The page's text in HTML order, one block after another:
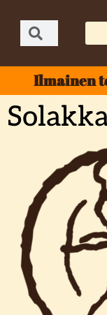
Ilmainen